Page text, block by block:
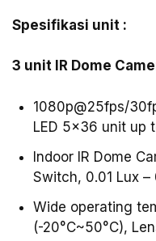
Spesifikasi unit :
3 unit IR Dome
1080p@25fps/
LED 5×36 unit up
Indoor IR Dome
Switch, 0.01 Lux –
Wide operating
(-20°C~50°C),